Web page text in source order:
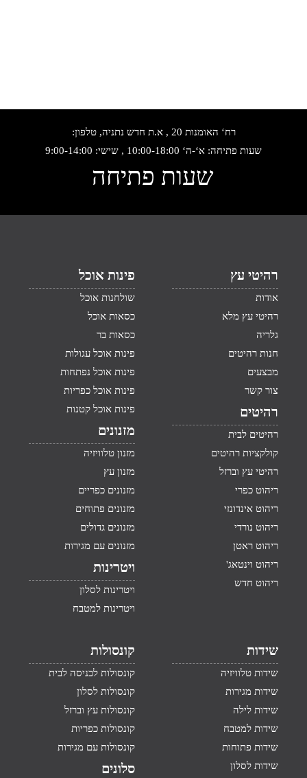
רח‘ האומנות 20 , א.ת חדש נתניה, טלפון:
שעות פתיחה: א‘-ה‘ 10:00-18:00 , שישי: 9:00-14:00
שעות פתיחה
רהיטי עץ
אודות
רהיטי עץ מלא
גלריה
חנות רהיטים
מבצעים
צור קשר
רהיטים
רהיטים לבית
קולקציות רהיטים
רהיטי עץ וברזל
ריהוט כפרי
ריהוט אינדונזי
ריהוט נורדי
ריהוט ראטן
ריהוט וינטאג'
ריהוט חדש
פינות אוכל
שולחנות אוכל
כסאות אוכל
כסאות בר
פינות אוכל עגולות
פינות אוכל נפתחות
פינות אוכל כפריות
פינות אוכל קטנות
מזנונים
מזנון טלוויזיה
מזנון עץ
מזנונים כפריים
מזנונים פתוחים
מזנונים גדולים
מזנונים עם מגירות
ויטרינות
ויטרינות לסלון
ויטרינות למטבח
שידות
שידות טלוויזיה
שידות מגירות
שידות לילה
שידות למטבח
שידות פתוחות
שידות לסלון
קונסולות
קונסולות לכניסה לבית
קונסולות לסלון
קונסולות עץ וברזל
קונסולות כפריות
קונסולות עם מגירות
סלונים